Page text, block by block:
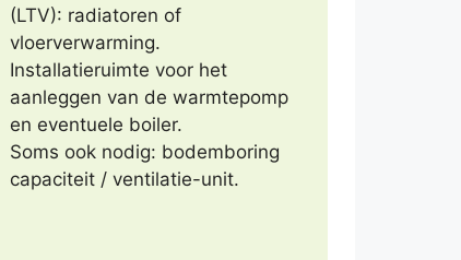
(LTV): radiatoren of
vloerverwarming.
Installatieruimte voor het
aanleggen van de warmtepomp
en eventuele boiler.
Soms ook nodig: bodemboring
capaciteit / ventilatie-unit.